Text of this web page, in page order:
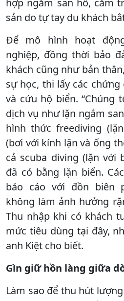
hợp ngắm san hô, cắm
sản do tự tay du khách
Để mô hình hoạt
nghiệp, đồng thời bảo
khách cũng như bản
sự học, thi lấy các
và cứu hộ biển. “Chúng
dịch vụ như lặn ngắm
hình thức freediving
(bơi với kính lặn và ống
cả scuba diving (lặn với
đã có bằng lặn biển.
báo cáo với đồn biên
không làm ảnh hưởng
Thu nhập khi có khách
mức tiêu dùng tại đây,
anh Kiệt cho biết.
Gìn giữ hồn làng giữa
Làm sao để thu hút